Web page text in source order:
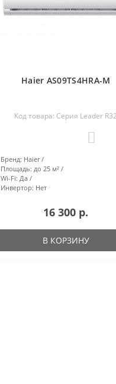
Haier AS09TS4HRA-M
Код товара: Серия Leader R32
Бренд: Haier
Площадь: до 25 м²
Wi-Fi: Да
Инвертор: Нет
16 300 р.
В КОРЗИНУ